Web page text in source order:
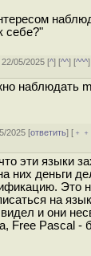
себе?"
05/2025 [^] [^^] [^^^
наблюдать
2025 [ответить] [
эти языки
них деньги
Это
на
и они
Free Pascal -